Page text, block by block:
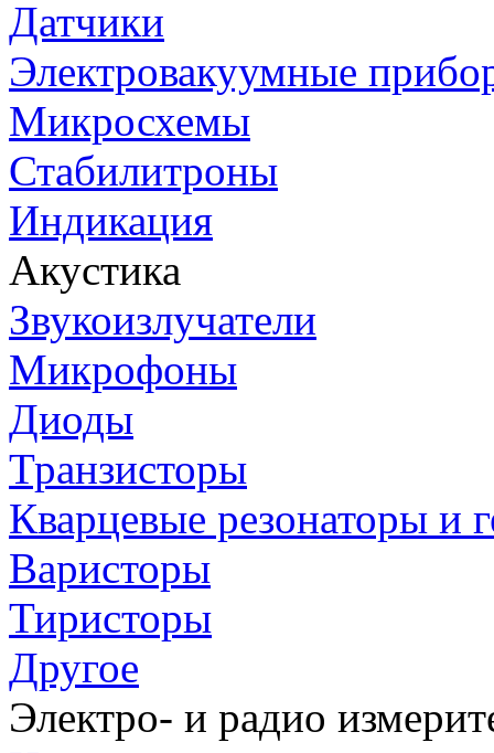
Датчики
Электровакуумные
Микросхемы
Стабилитроны
Индикация
Акустика
Звукоизлучатели
Микрофоны
Диоды
Транзисторы
Кварцевые резонаторы и
Варисторы
Тиристоры
Другое
Электро- и радио